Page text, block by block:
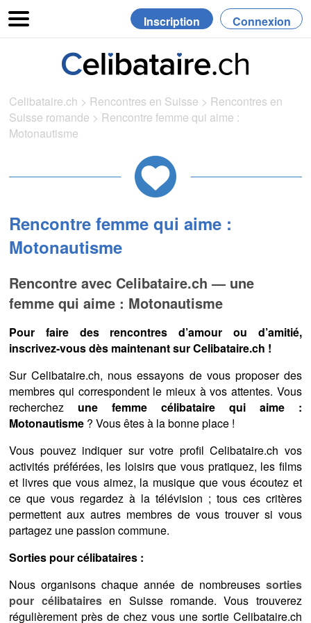
Inscription Connexion
Celibataire.ch > Rencontres en Suisse > Rencontres en
Suisse romande > Rencontre femme qui aime :
Motonautisme
Rencontre femme qui aime :
Motonautisme
Rencontre avec Celibataire.ch — une
femme qui aime : Motonautisme
Pour faire des rencontres d’amour ou d’amitié,
inscrivez-vous dès maintenant sur Celibataire.ch !
Sur Celibataire.ch, nous essayons de vous proposer des
membres qui correspondent le mieux à vos attentes. Vous
recherchez une femme célibataire qui aime :
Motonautisme ? Vous êtes à la bonne place !
Vous pouvez indiquer sur votre profil Celibataire.ch vos
activités préférées, les loisirs que vous pratiquez, les films
et livres que vous aimez, la musique que vous écoutez et
ce que vous regardez à la télévision ; tous ces critères
permettent aux autres membres de vous trouver si vous
partagez une passion commune.
Sorties pour célibataires :
Nous organisons chaque année de nombreuses sorties
pour célibatairesen Suisse romande. Vous trouverez
régulièrement près de chez vous une sortie Celibataire.ch